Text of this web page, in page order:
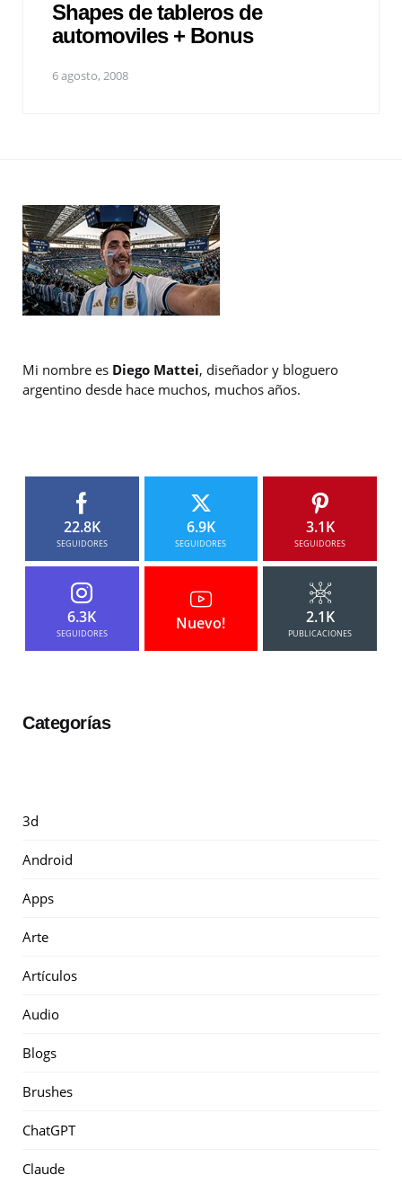
Shapes de tableros de
automoviles + Bonus
6 agosto, 2008
Mi nombre es Diego Mattei, diseñador y bloguero
argentino desde hace muchos, muchos años.
22.8K
SEGUIDORES
6.9K
SEGUIDORES
3.1K
SEGUIDORES
6.3K
SEGUIDORES
Nuevo! 2.1K
PUBLICACIONES
Categorías
3d
Android
Apps
Arte
Artículos
Audio
Blogs
Brushes
ChatGPT
Claude